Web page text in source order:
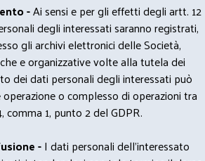
-Ai sensi e per gli effetti degli artt. 12
degli interessati saranno registrati,
gli archivi elettronici delle Società,
e organizzative volte alla tutela dei
dei dati personali degli interessati può
o complesso di operazioni tra
1, punto 2 del GDPR.
-I dati personali dell’interessato